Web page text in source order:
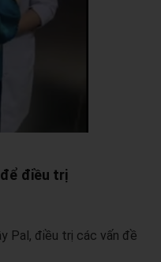
điều trị
Pal, điều trị các vấn đề